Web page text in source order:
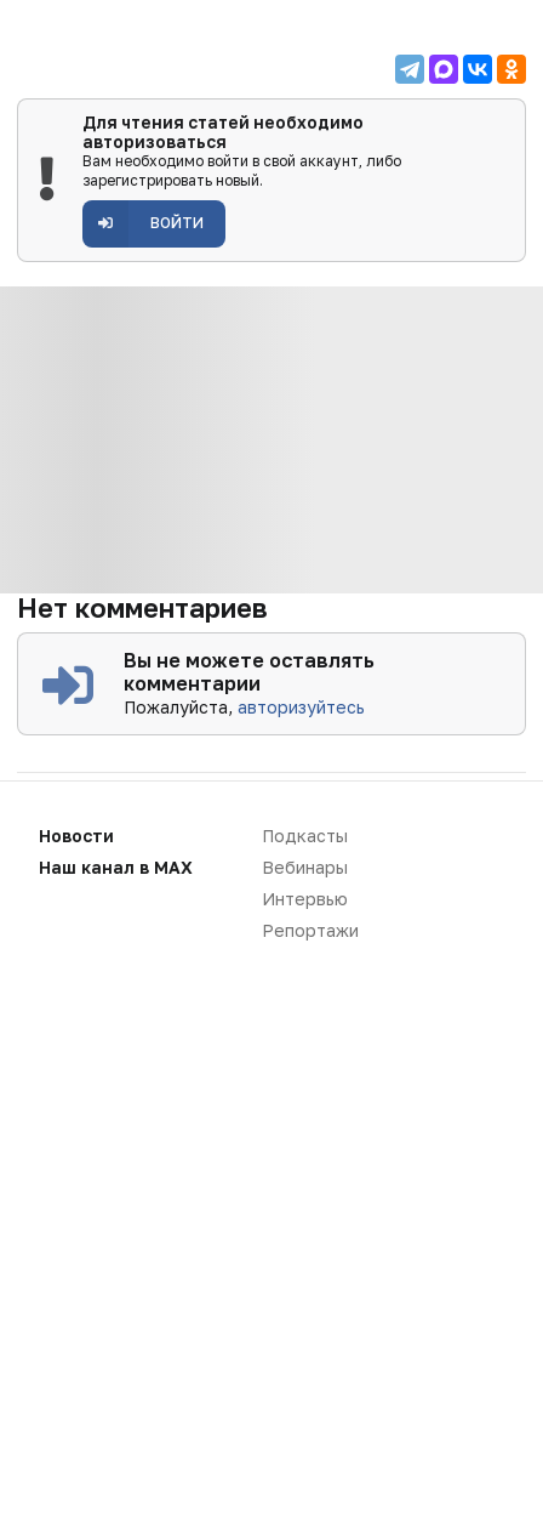
Для чтения статей необходимо
авторизоваться
Вам необходимо войти в свой аккаунт, либо
зарегистрировать новый.
ВОЙТИ
Нет комментариев
Вы не можете оставлять
комментарии
Пожалуйста,авторизуйтесь
Новости
Наш канал в MAX
Подкасты
Вебинары
Интервью
Репортажи